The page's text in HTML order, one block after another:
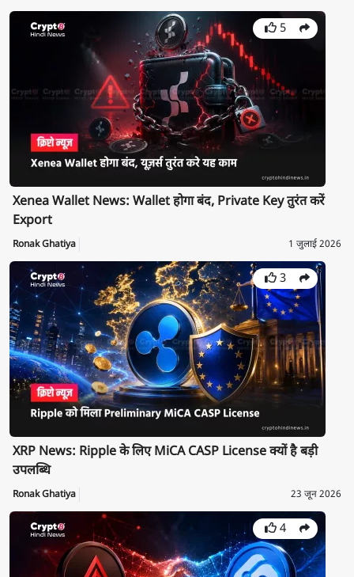
5
Xenea Wallet News: Wallet होगा बंद, Private Key तुरंत करें
Export
Ronak Ghatiya 1 जुलाई 2026
3
XRP News: Ripple के लिए MiCA CASP License क्यों है बड़ी
उपलब्धि
Ronak Ghatiya 23 जून 2026
4